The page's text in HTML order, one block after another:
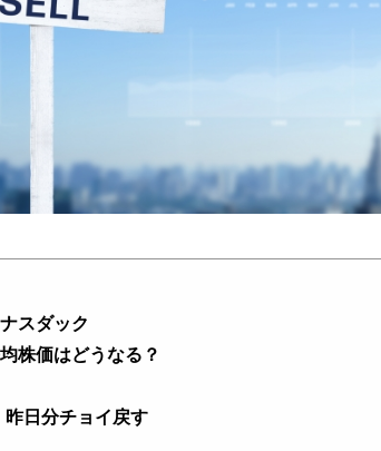
スダック
株価はどうなる？
日分チョイ戻す